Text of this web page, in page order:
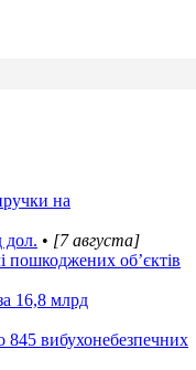
на
дол. • [7 августа]
пошкоджених об’єктів
16,8 млрд
вибухонебезпечних